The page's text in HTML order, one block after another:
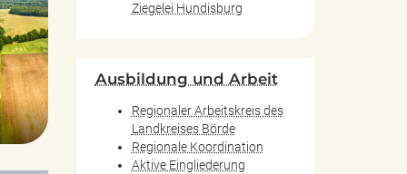
Ziegelei Hundisburg
Ausbildung und Arbeit
Regionaler Arbeitskreis des
Landkreises Börde
Regionale Koordination
Aktive Eingliederung